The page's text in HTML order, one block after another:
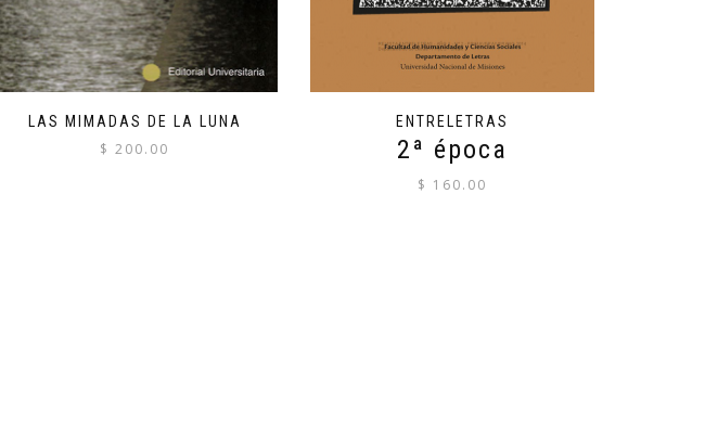
LAS MIMADAS DE LA LUNA
$ 200.00
ENTRELETRAS
2ª época
$ 160.00